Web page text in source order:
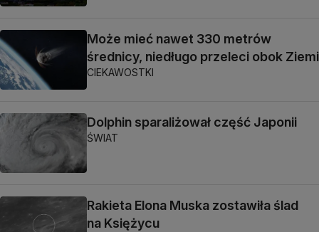
Może mieć nawet 330 metrów
średnicy, niedługo przeleci obok Ziemi
CIEKAWOSTKI
Dolphin sparaliżował część Japonii
ŚWIAT
Rakieta Elona Muska zostawiła ślad
na Księżycu